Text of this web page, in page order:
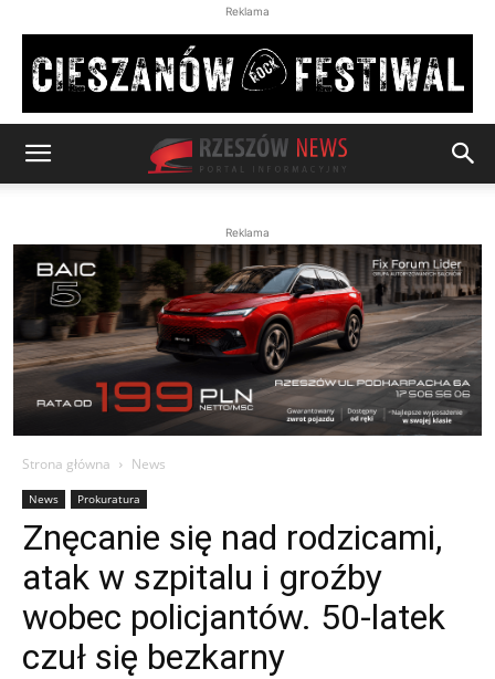
Reklama
Reklama
Strona główna News
News Prokuratura
Znęcanie się nad rodzicami,
atak w szpitalu i groźby
wobec policjantów. 50-latek
czuł się bezkarny